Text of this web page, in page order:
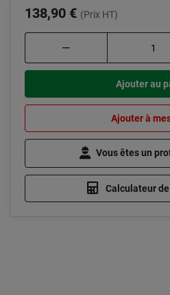
138,90 € (Prix HT)
Ajouter au
Ajouter à
Vous êtes un
Calculateur